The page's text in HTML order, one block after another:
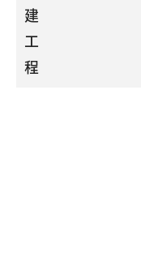
建
工
程